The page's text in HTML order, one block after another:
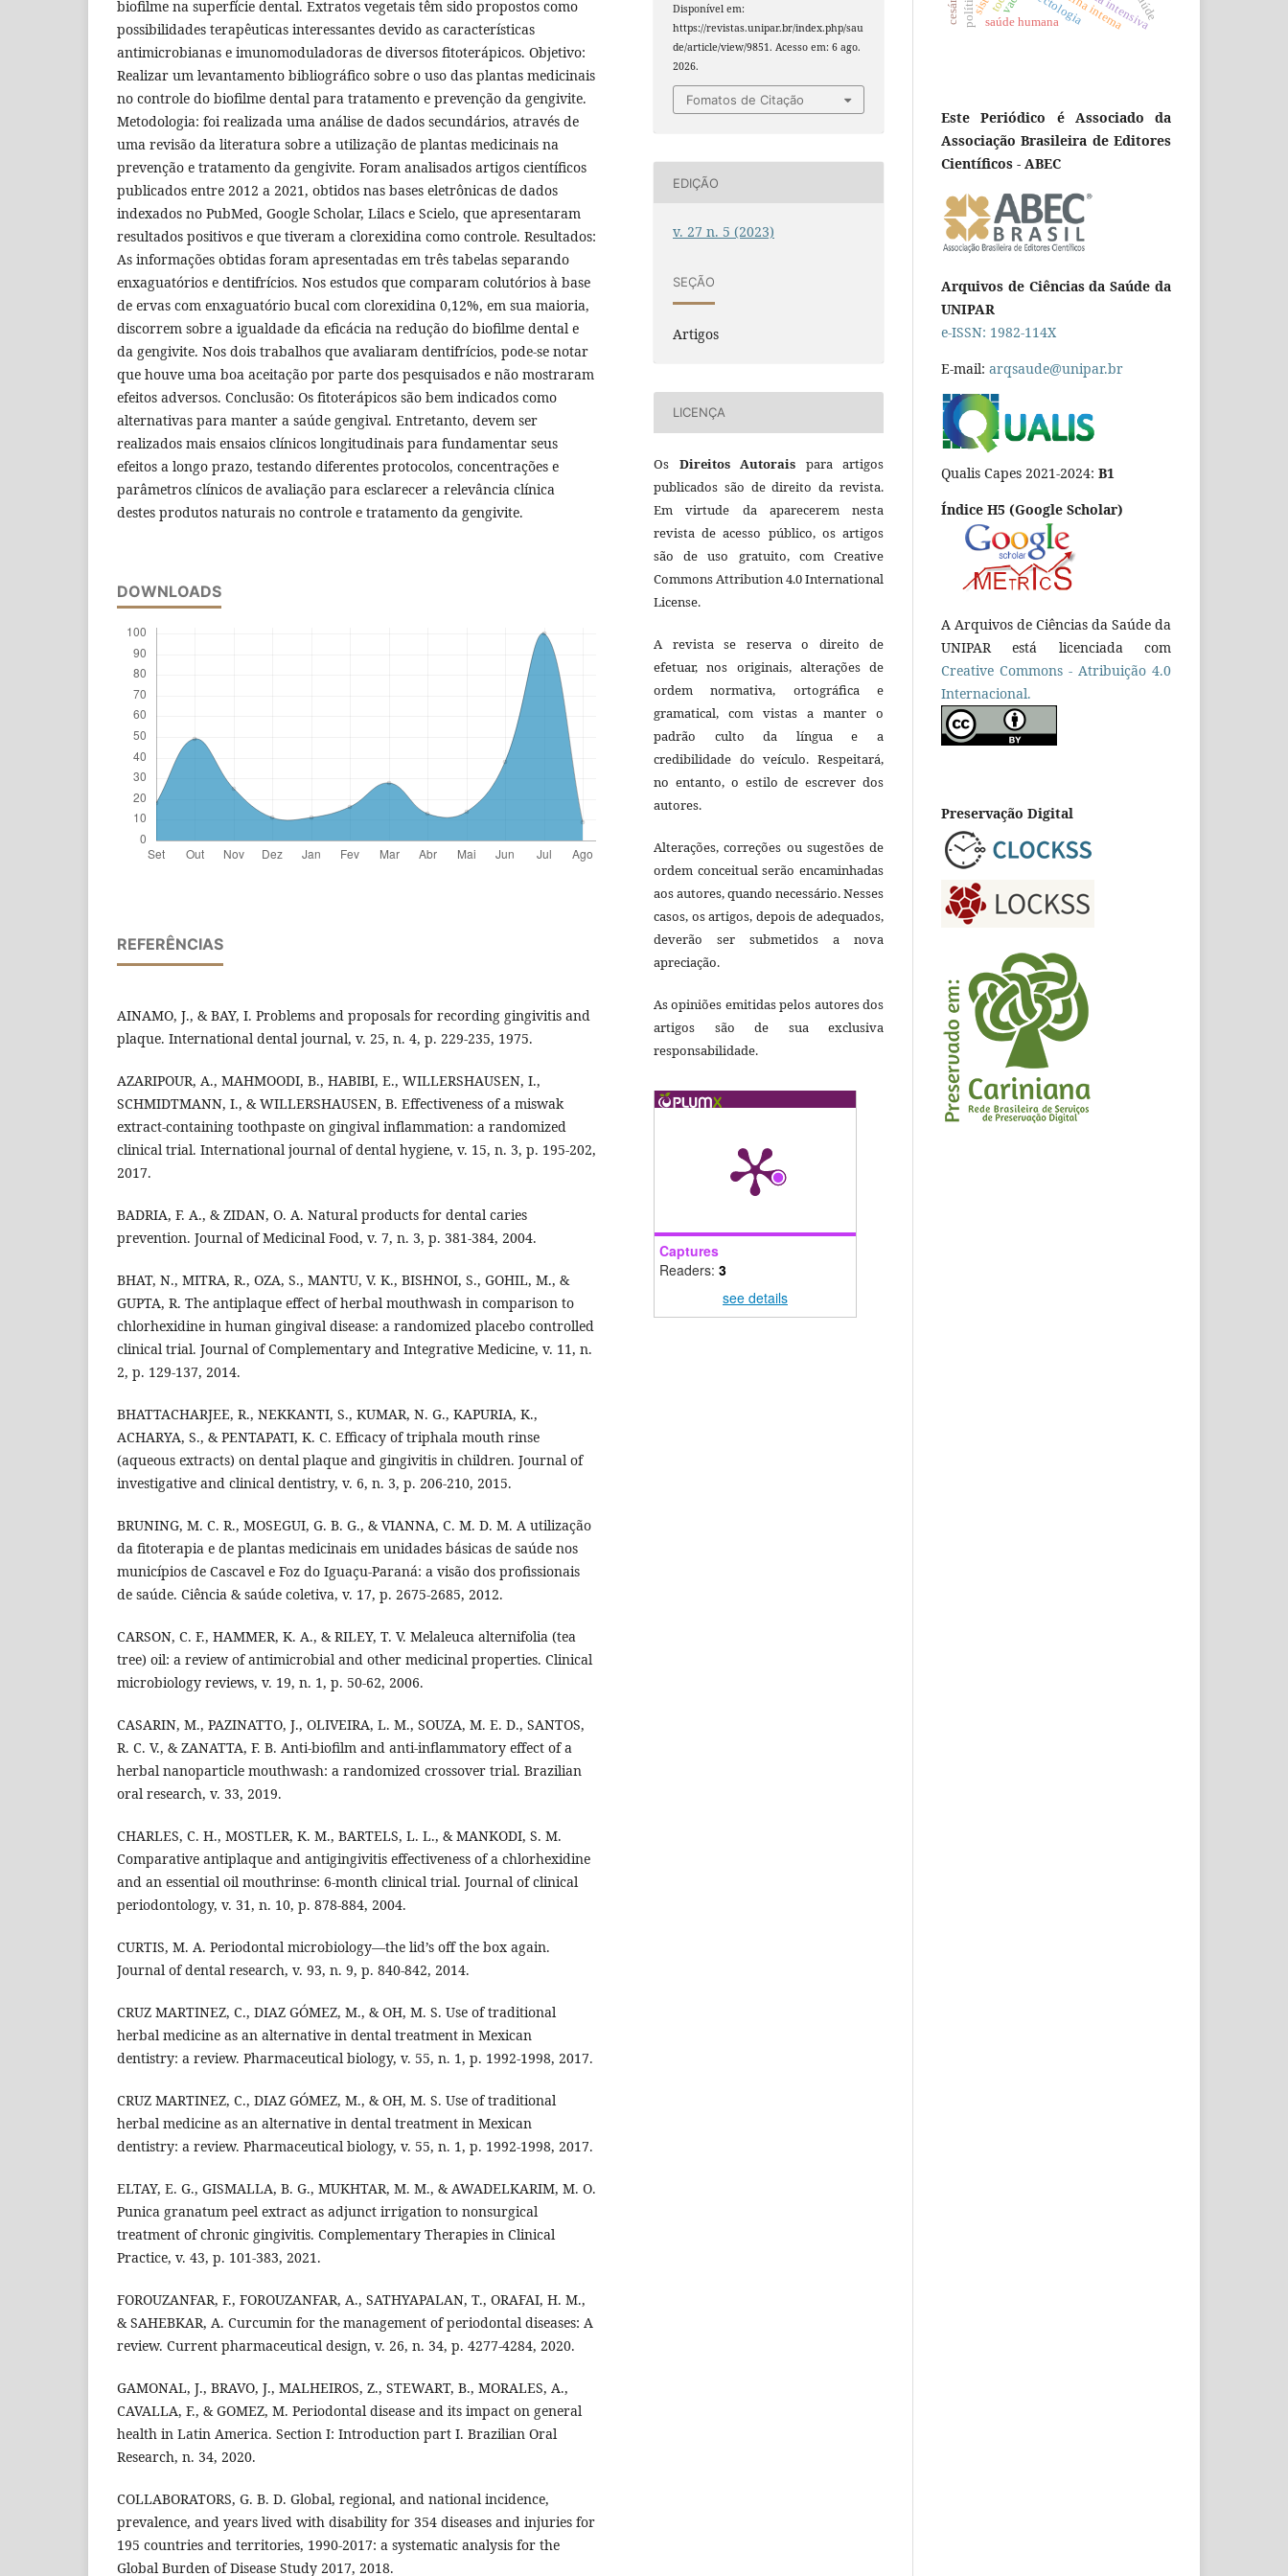
biofilme na superfície dental. Extratos vegetais têm sido propostos como
possibilidades terapêuticas interessantes devido as características
antimicrobianas e imunomoduladoras de diversos fitoterápicos. Objetivo:
Realizar um levantamento bibliográfico sobre o uso das plantas medicinais
no controle do biofilme dental para tratamento e prevenção da gengivite.
Metodologia: foi realizada uma análise de dados secundários, através de
uma revisão da literatura sobre a utilização de plantas medicinais na
prevenção e tratamento da gengivite. Foram analisados artigos científicos
publicados entre 2012 a 2021, obtidos nas bases eletrônicas de dados
indexados no PubMed, Google Scholar, Lilacs e Scielo, que apresentaram
resultados positivos e que tiveram a clorexidina como controle. Resultados:
As informações obtidas foram apresentadas em três tabelas separando
enxaguatórios e dentifrícios. Nos estudos que comparam colutórios à base
de ervas com enxaguatório bucal com clorexidina 0,12%, em sua maioria,
discorrem sobre a igualdade da eficácia na redução do biofilme dental e
da gengivite. Nos dois trabalhos que avaliaram dentifrícios, pode-se notar
que houve uma boa aceitação por parte dos pesquisados e não mostraram
efeitos adversos. Conclusão: Os fitoterápicos são bem indicados como
alternativas para manter a saúde gengival. Entretanto, devem ser
realizados mais ensaios clínicos longitudinais para fundamentar seus
efeitos a longo prazo, testando diferentes protocolos, concentrações e
parâmetros clínicos de avaliação para esclarecer a relevância clínica
destes produtos naturais no controle e tratamento da gengivite.
DOWNLOADS
REFERÊNCIAS
AINAMO, J., & BAY, I. Problems and proposals for recording gingivitis and
plaque. International dental journal, v. 25, n. 4, p. 229-235, 1975.
AZARIPOUR, A., MAHMOODI, B., HABIBI, E., WILLERSHAUSEN, I.,
SCHMIDTMANN, I., & WILLERSHAUSEN, B. Effectiveness of a miswak
extract‐containing toothpaste on gingival inflammation: a randomized
clinical trial. International journal of dental hygiene, v. 15, n. 3, p. 195-202,
2017.
BADRIA, F. A., & ZIDAN, O. A. Natural products for dental caries
prevention. Journal of Medicinal Food, v. 7, n. 3, p. 381-384, 2004.
BHAT, N., MITRA, R., OZA, S., MANTU, V. K., BISHNOI, S., GOHIL, M., &
GUPTA, R. The antiplaque effect of herbal mouthwash in comparison to
chlorhexidine in human gingival disease: a randomized placebo controlled
clinical trial. Journal of Complementary and Integrative Medicine, v. 11, n.
2, p. 129-137, 2014.
BHATTACHARJEE, R., NEKKANTI, S., KUMAR, N. G., KAPURIA, K.,
ACHARYA, S., & PENTAPATI, K. C. Efficacy of triphala mouth rinse
(aqueous extracts) on dental plaque and gingivitis in children. Journal of
investigative and clinical dentistry, v. 6, n. 3, p. 206-210, 2015.
BRUNING, M. C. R., MOSEGUI, G. B. G., & VIANNA, C. M. D. M. A utilização
da fitoterapia e de plantas medicinais em unidades básicas de saúde nos
municípios de Cascavel e Foz do Iguaçu-Paraná: a visão dos profissionais
de saúde. Ciência & saúde coletiva, v. 17, p. 2675-2685, 2012.
CARSON, C. F., HAMMER, K. A., & RILEY, T. V. Melaleuca alternifolia (tea
tree) oil: a review of antimicrobial and other medicinal properties. Clinical
microbiology reviews, v. 19, n. 1, p. 50-62, 2006.
CASARIN, M., PAZINATTO, J., OLIVEIRA, L. M., SOUZA, M. E. D., SANTOS,
R. C. V., & ZANATTA, F. B. Anti-biofilm and anti-inflammatory effect of a
herbal nanoparticle mouthwash: a randomized crossover trial. Brazilian
oral research, v. 33, 2019.
CHARLES, C. H., MOSTLER, K. M., BARTELS, L. L., & MANKODI, S. M.
Comparative antiplaque and antigingivitis effectiveness of a chlorhexidine
and an essential oil mouthrinse: 6‐month clinical trial. Journal of clinical
periodontology, v. 31, n. 10, p. 878-884, 2004.
CURTIS, M. A. Periodontal microbiology—the lid’s off the box again.
Journal of dental research, v. 93, n. 9, p. 840-842, 2014.
CRUZ MARTINEZ, C., DIAZ GÓMEZ, M., & OH, M. S. Use of traditional
herbal medicine as an alternative in dental treatment in Mexican
dentistry: a review. Pharmaceutical biology, v. 55, n. 1, p. 1992-1998, 2017.
CRUZ MARTINEZ, C., DIAZ GÓMEZ, M., & OH, M. S. Use of traditional
herbal medicine as an alternative in dental treatment in Mexican
dentistry: a review. Pharmaceutical biology, v. 55, n. 1, p. 1992-1998, 2017.
ELTAY, E. G., GISMALLA, B. G., MUKHTAR, M. M., & AWADELKARIM, M. O.
Punica granatum peel extract as adjunct irrigation to nonsurgical
treatment of chronic gingivitis. Complementary Therapies in Clinical
Practice, v. 43, p. 101-383, 2021.
FOROUZANFAR, F., FOROUZANFAR, A., SATHYAPALAN, T., ORAFAI, H. M.,
& SAHEBKAR, A. Curcumin for the management of periodontal diseases: A
review. Current pharmaceutical design, v. 26, n. 34, p. 4277-4284, 2020.
GAMONAL, J., BRAVO, J., MALHEIROS, Z., STEWART, B., MORALES, A.,
CAVALLA, F., & GOMEZ, M. Periodontal disease and its impact on general
health in Latin America. Section I: Introduction part I. Brazilian Oral
Research, n. 34, 2020.
COLLABORATORS, G. B. D. Global, regional, and national incidence,
prevalence, and years lived with disability for 354 diseases and injuries for
195 countries and territories, 1990-2017: a systematic analysis for the
Global Burden of Disease Study 2017, 2018.
Disponível em:
https://revistas.unipar.br/index.php/sau
de/article/view/9851. Acesso em: 6 ago.
2026.
Fomatos de Citação
EDIÇÃO
v. 27 n. 5 (2023)
SEÇÃO
Artigos
LICENÇA
Os Direitos Autorais para artigos
publicados são de direito da revista.
Em virtude da aparecerem nesta
revista de acesso público, os artigos
são de uso gratuito, com Creative
Commons Attribution 4.0 International
License.
A revista se reserva o direito de
efetuar, nos originais, alterações de
ordem normativa, ortográfica e
gramatical, com vistas a manter o
padrão culto da língua e a
credibilidade do veículo. Respeitará,
no entanto, o estilo de escrever dos
autores.
Alterações, correções ou sugestões de
ordem conceitual serão encaminhadas
aos autores, quando necessário. Nesses
casos, os artigos, depois de adequados,
deverão ser submetidos a nova
apreciação.
As opiniões emitidas pelos autores dos
artigos são de sua exclusiva
responsabilidade.
Captures
Readers: 3
see details
saúde humana
Este Periódico é Associado da
Associação Brasileira de Editores
Científicos - ABEC
Arquivos de Ciências da Saúde da
UNIPAR
e-ISSN: 1982-114X
E-mail: arqsaude@unipar.br
Qualis Capes 2021-2024: B1
Índice H5 (Google Scholar)
A Arquivos de Ciências da Saúde da
UNIPAR está licenciada com
Creative Commons - Atribuição 4.0
Internacional.
Preservação Digital